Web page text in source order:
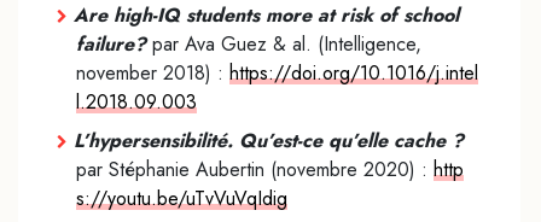
Are high-IQ students more at risk of school
failure?par Ava Guez & al. (Intelligence,
november 2018) : https://doi.org/10.1016/j.intel
l.2018.09.003
L’hypersensibilité. Qu’est-ce qu’elle cache ?
par Stéphanie Aubertin (novembre 2020) : http
s://youtu.be/uTvVuVqIdig